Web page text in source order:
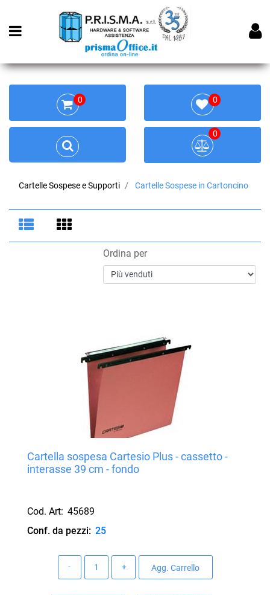
Open menu
0 0
0
Cartelle Sospese e Supporti Cartelle Sospese in Cartoncino
Ordina per
Cartella sospesa Cartesio Plus - cassetto -
interasse 39 cm - fondo
Cod. Art: 45689
Conf. da pezzi: 25
Agg. Carrello